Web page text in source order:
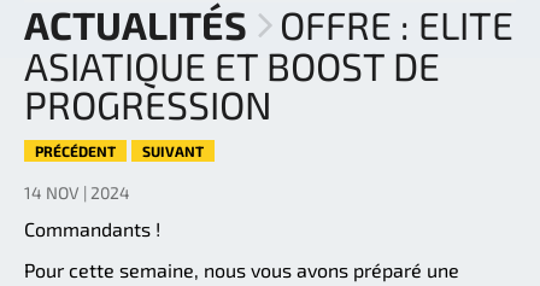
ACTUALITÉS
OFFRE : ELITE
ASIATIQUE ET BOOST DE
PROGRESSION
PRÉCÉDENT SUIVANT
14 NOV | 2024
Commandants !
Pour cette semaine, nous vous avons préparé une